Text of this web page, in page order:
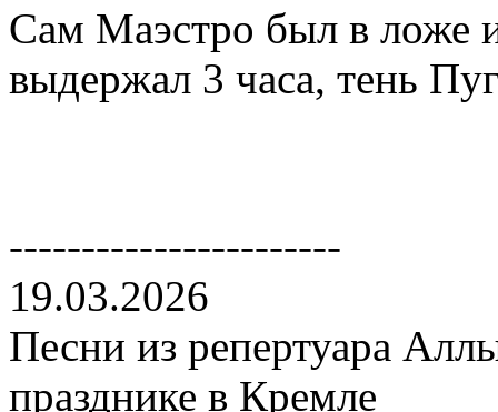
Сам Маэстро был в ложе
выдержал 3 часа, тень
-----------------------
19.03.2026
Песни из репертуара
празднике в Кремле